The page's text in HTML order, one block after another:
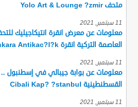
متحف Yolo Art & Lounge ?zmir
11 سبتمبر, 2021
معلومات عن معرض انقرة انتيكاجيليك
العاصمة التركية انقرة Ankara Antikac?l?k
11 سبتمبر, 2021
معلومات عن بوابة جيبالي في إسطنبول ..
القسطنطينية Cibali Kap? ?stanbul
11 سبتمبر, 2021